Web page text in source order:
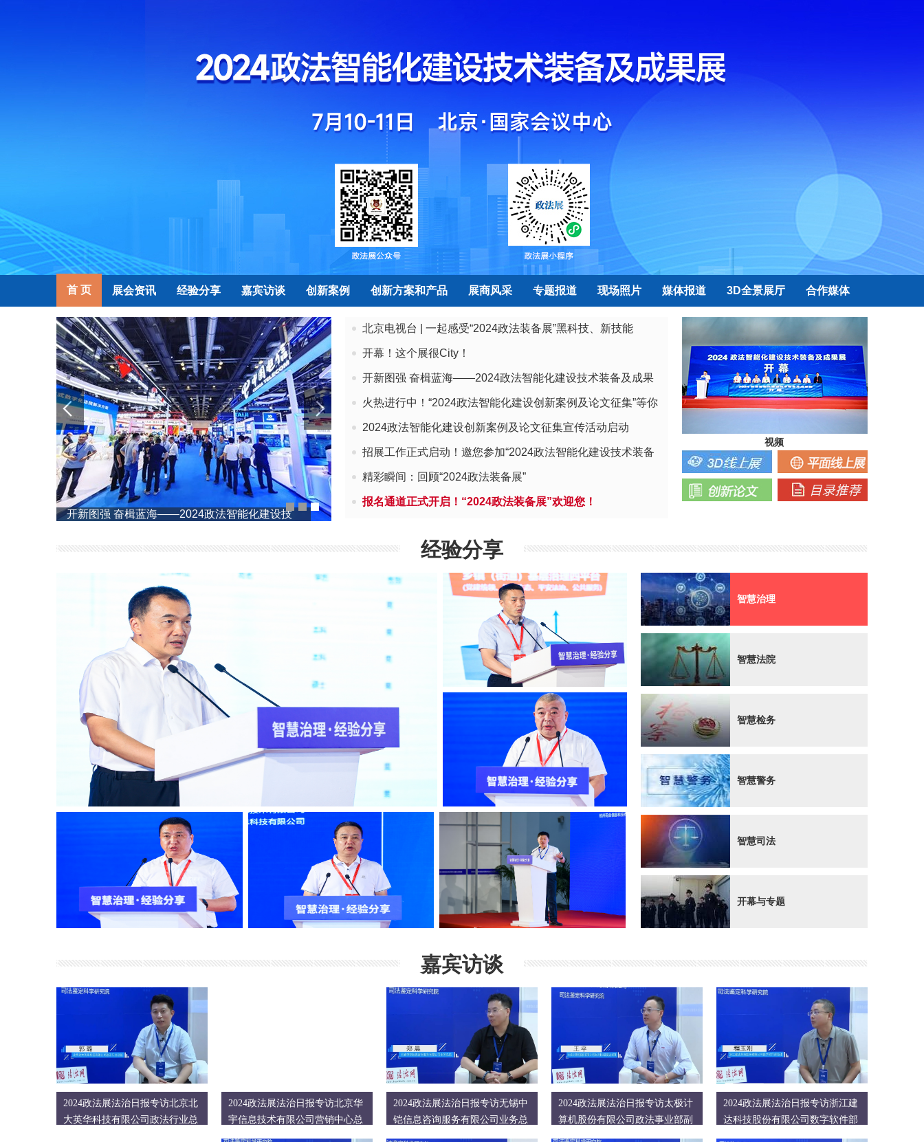
首 页 展会资讯 经验分享 嘉宾访谈 创新案例 创新方案和产品 展商风采 专题报道 现场照片 媒体报道 3D全景展厅 合作媒体
北京电视台 | 一起感受“2024政法装备展”黑科
北京电视台 | 一起感受“2024政法装备展”黑科技、新技能
开幕！这个展很City！
开新图强 奋楫蓝海——2024政法智能化建设技术装备及成果
展
火热进行中！“2024政法智能化建设创新案例及论文征集”等你
2024政法智能化建设创新案例及论文征集宣传活动启动
招展工作正式启动！邀您参加“2024政法智能化建设技术装备
及
精彩瞬间：回顾“2024政法装备展”
报名通道正式开启！“2024政法装备展”欢迎您！
视频
经验分享
智慧治理
智慧法院
智慧检务
智慧警务
智慧司法
开幕与专题
嘉宾访谈
2024政法展法治日报专访北京北
大英华科技有限公司政法行业总
2024政法展法治日报专访北京华
宇信息技术有限公司营销中心总
经理 李雪
2024政法展法治日报专访无锡中
铠信息咨询服务有限公司业务总
监 郑晨
2024政法展法治日报专访太极计
算机股份有限公司政法事业部副
总经理 王
2024政法展法治日报专访浙江建
达科技股份有限公司数字软件部
经理 程玉